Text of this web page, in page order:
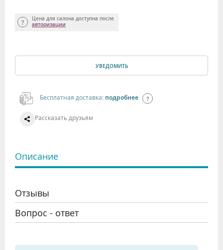
Цена для салона доступна после
авторизации
УВЕДОМИТЬ
Бесплатная доставка: подробнее
Рассказать друзьям
Описание
Отзывы
Вопрос - ответ